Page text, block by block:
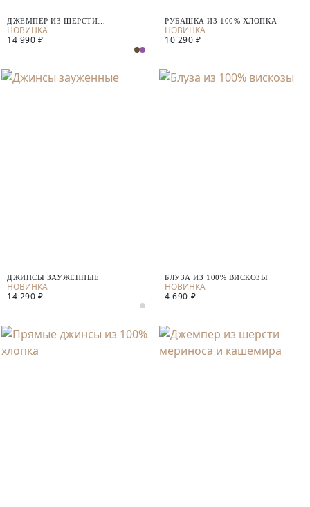
ДЖЕМПЕР ИЗ ШЕРСТИ
МЕРИНОСА И КАШЕМИРА
14 990 ₽
РУБАШКА ИЗ 100% ХЛОПКА
10 290 ₽
ДЖИНСЫ ЗАУЖЕННЫЕ
14 290 ₽
БЛУЗА ИЗ 100% ВИСКОЗЫ
4 690 ₽